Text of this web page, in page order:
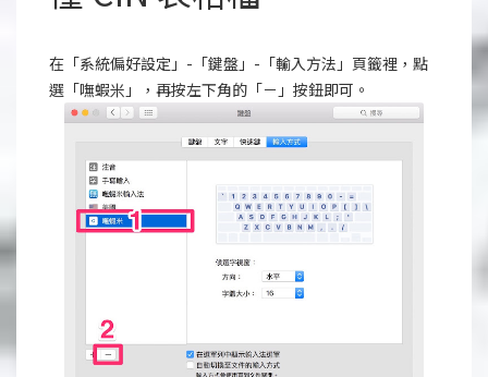
在「系統偏好設定」-「鍵盤」-「輸入方法」頁籤裡，點
選「嘸蝦米」，再按左下角的「－」按鈕即可。